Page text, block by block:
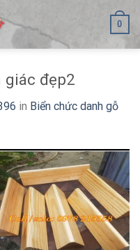
0
giác đẹp2
in Biển chức danh gỗ